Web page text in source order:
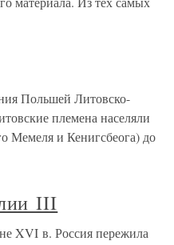
Польшей Литовско-
племена населяли
Мемеля и Кенигсбеога) до
III
XVI в. Россия пережила